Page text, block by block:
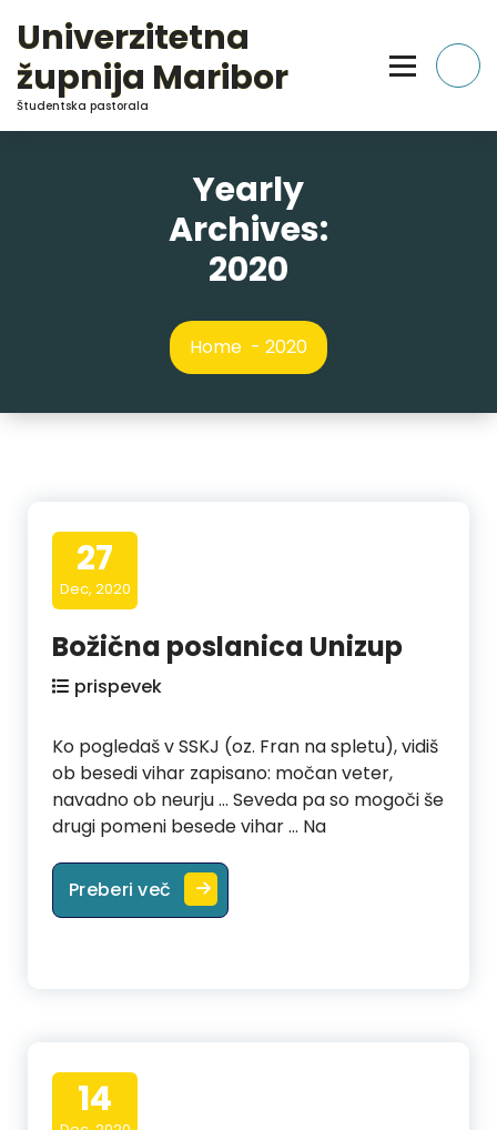
Content
Univerzitetna
župnija Maribor
Študentska pastorala
Yearly
Archives:
2020
Home - 2020
27
Dec, 2020
Božična poslanica Unizup
prispevek
Ko pogledaš v SSKJ (oz. Fran na spletu), vidiš
ob besedi vihar zapisano: močan veter,
navadno ob neurju … Seveda pa so mogoči še
drugi pomeni besede vihar … Na
Preberi več Božična poslanica Unizup
14